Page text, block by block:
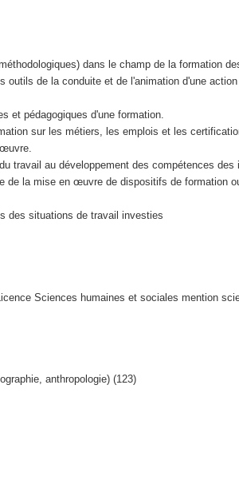
dans le champ de la formation
outils de la conduite et de l'animation d'une
et pédagogiques d'une formation.
sur les métiers, les emplois et les
travail au développement des compétences des
de la mise en œuvre de dispositifs de formation
des situations de travail investies
Sciences humaines et sociales mention
anthropologie) (123)